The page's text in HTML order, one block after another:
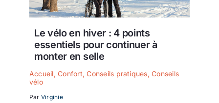
Le vélo en hiver : 4 points
essentiels pour continuer à
monter en selle
Accueil,Confort,Conseils pratiques,Conseils
vélo
Par Virginie